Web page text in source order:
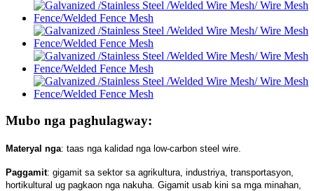
Mubo nga paghulagway:
Materyal nga: taas nga kalidad nga low-carbon steel wire.
Paggamit: gigamit sa sektor sa agrikultura, industriya, transportasyon,
hortikultural ug pagkaon nga nakuha. Gigamit usab kini sa mga minahan,